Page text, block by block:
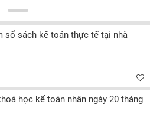
sổ sách kế toán thực tế tại nhà
học kế toán nhân ngày 20 tháng